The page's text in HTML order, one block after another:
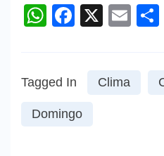
WhatsApp
Facebook
X
Tagged In Clima
Domingo